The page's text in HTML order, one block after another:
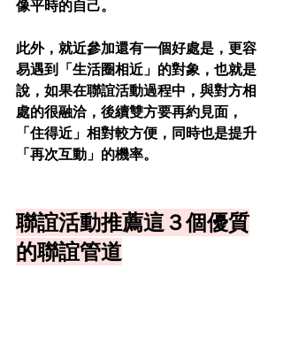
像平時的自己。
此外，就近參加還有一個好處是，更容
易遇到「生活圈相近」的對象，也就是
說，如果在聯誼活動過程中，與對方相
處的很融洽，後續雙方要再約見面，
「住得近」相對較方便，同時也是提升
「再次互動」的機率。
聯誼活動推薦這３個優質
的聯誼管道